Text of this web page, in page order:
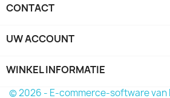
CONTACT
UW ACCOUNT
WINKEL INFORMATIE
© 2026 - E-commerce-software